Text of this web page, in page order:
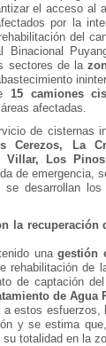
el acceso al
por la
del
Binacional
sectores de la
15 camiones
afectadas.
de cisternas
Cerezos, La
Villar, Los
de emergencia,
desarrollan los
la recuperación
una gestión
rehabilitación de
de captación del
de Agua
a estos esfuerzos,
y se estima
totalidad en la